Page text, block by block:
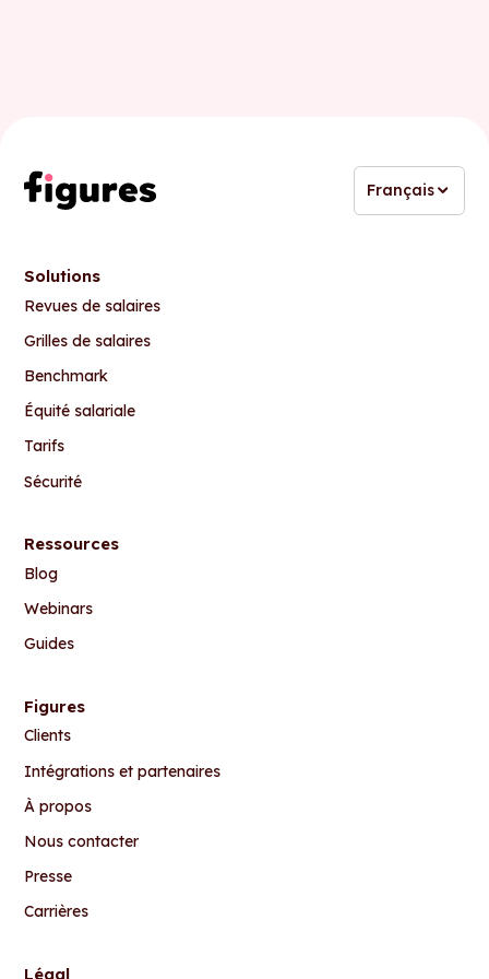
Français
Solutions
Revues de salaires
Grilles de salaires
Benchmark
Équité salariale
Tarifs
Sécurité
Ressources
Blog
Webinars
Guides
Figures
Clients
Intégrations et partenaires
À propos
Nous contacter
Presse
Carrières
Légal